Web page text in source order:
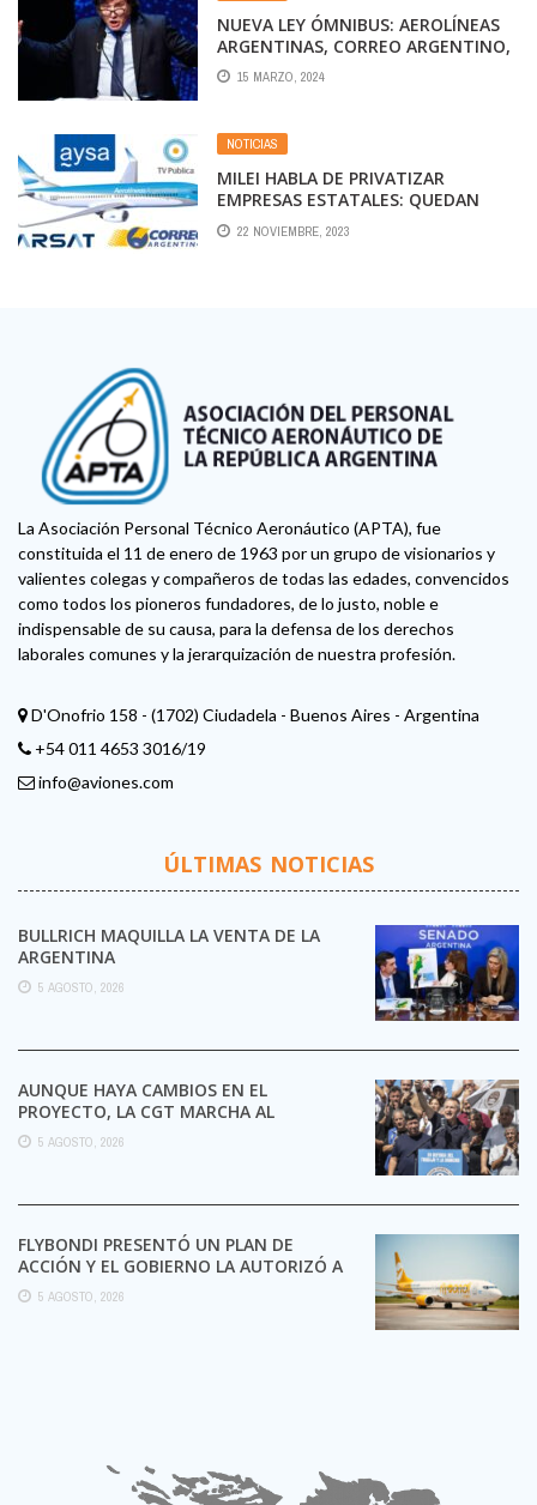
NUEVA LEY ÓMNIBUS: AEROLÍNEAS
ARGENTINAS, CORREO ARGENTINO,
AYSA Y LOS TRENES ENTRE LAS 12
EMPRESAS QUE MILEI QUIERE
15 MARZO, 2024
NOTICIAS
MILEI HABLA DE PRIVATIZAR
EMPRESAS ESTATALES: QUEDAN
POCAS JOYAS EN EL ALHAJERO DE LA
ABUELA
22 NOVIEMBRE, 2023
La Asociación Personal Técnico Aeronáutico (APTA), fue
constituida el 11 de enero de 1963 por un grupo de visionarios y
valientes colegas y compañeros de todas las edades, convencidos
como todos los pioneros fundadores, de lo justo, noble e
indispensable de su causa, para la defensa de los derechos
laborales comunes y la jerarquización de nuestra profesión.
D'Onofrio 158 - (1702) Ciudadela - Buenos Aires - Argentina
+54 011 4653 3016/19
info@aviones.com
ÚLTIMAS NOTICIAS
BULLRICH MAQUILLA LA VENTA DE LA
ARGENTINA
5 AGOSTO, 2026
AUNQUE HAYA CAMBIOS EN EL
PROYECTO, LA CGT MARCHA AL
CONGRESO CONTRA LA LEY DE ...
5 AGOSTO, 2026
FLYBONDI PRESENTÓ UN PLAN DE
ACCIÓN Y EL GOBIERNO LA AUTORIZÓ A
SEGUIR OPERANDO
5 AGOSTO, 2026